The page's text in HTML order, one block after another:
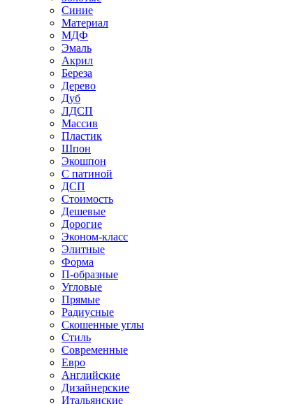
Синие
Материал
МДФ
Эмаль
Акрил
Береза
Дерево
Дуб
ЛДСП
Массив
Пластик
Шпон
Экошпон
С патиной
ДСП
Стоимость
Дешевые
Дорогие
Эконом-класс
Элитные
Форма
П-образные
Угловые
Прямые
Радиусные
Скошенные углы
Стиль
Современные
Евро
Английские
Дизайнерские
Итальянские